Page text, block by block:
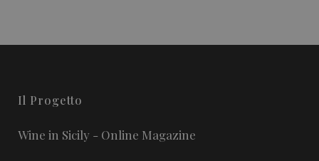
Il Progetto
Wine in Sicily - Online Magazine